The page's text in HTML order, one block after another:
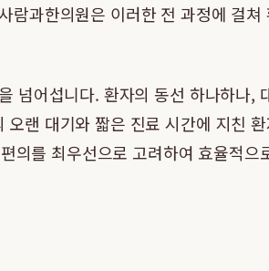
과한의원은 이러한 전 과정에 걸
넘어섭니다. 환자의 동선 하나하나
랜 대기와 짧은 진료 시간에 지친
의를 최우선으로 고려하여 효율적